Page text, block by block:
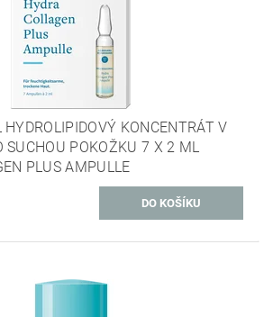
HYDROLIPIDOVÝ KONCENTRÁT V
SUCHOU POKOŽKU 7 X 2 ML
PLUS AMPULLE